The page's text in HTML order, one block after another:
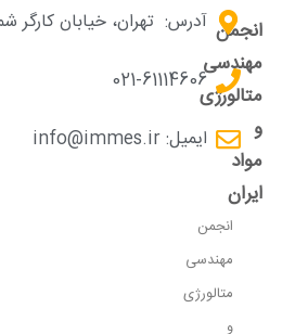
انجمن
مهندسی
متالورژی
و
مواد
ایران
انجمن
مهندسی
متالورژی
و
آدرس: تهران، خیابان کارگر
021-61114606
ایمیل: info@immes.ir